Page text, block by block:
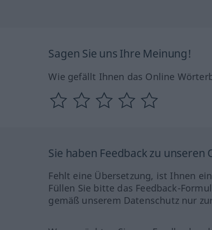
Sagen Sie uns Ihre Meinung!
Wie gefällt Ihnen das Online
Sie haben Feedback zu
Fehlt eine Übersetzung, ist Ihnen
Füllen Sie bitte das Feedback-
gemäß unserem Datenschutz nur